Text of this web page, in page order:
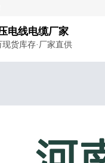
电线电缆厂家
现货库存·厂家直供